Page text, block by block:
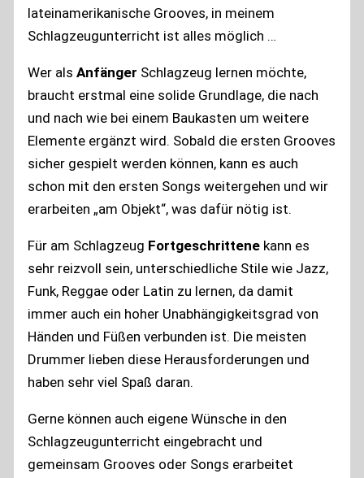
lateinamerikanische Grooves, in meinem
Schlagzeugunterricht ist alles möglich …
Wer alsAnfänger Schlagzeug lernen möchte,
braucht erstmal eine solide Grundlage, die nach
und nach wie bei einem Baukasten um weitere
Elemente ergänzt wird. Sobald die ersten Grooves
sicher gespielt werden können, kann es auch
schon mit den ersten Songs weitergehen und wir
erarbeiten „am Objekt“, was dafür nötig ist.
Für am Schlagzeug Fortgeschrittene kann es
sehr reizvoll sein, unterschiedliche Stile wie Jazz,
Funk, Reggae oder Latin zu lernen, da damit
immer auch ein hoher Unabhängigkeitsgrad von
Händen und Füßen verbunden ist. Die meisten
Drummer lieben diese Herausforderungen und
haben sehr viel Spaß daran.
Gerne können auch eigene Wünsche in den
Schlagzeugunterricht eingebracht und
gemeinsam Grooves oder Songs erarbeitet